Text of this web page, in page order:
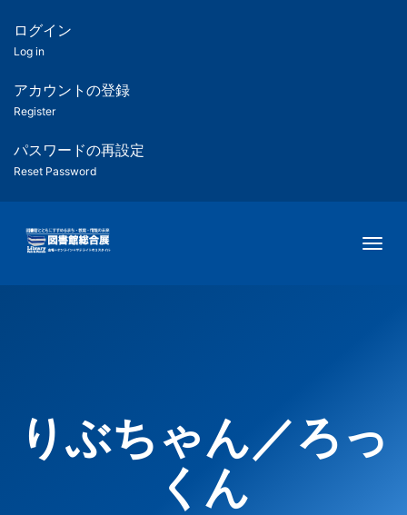
ツ
匿
名
ユ
ー
ー
用
メ
ログイン
Log in
アカウントの登録
Register
パスワードの再設定
Reset Password
りぶちゃん／ろっ
くん